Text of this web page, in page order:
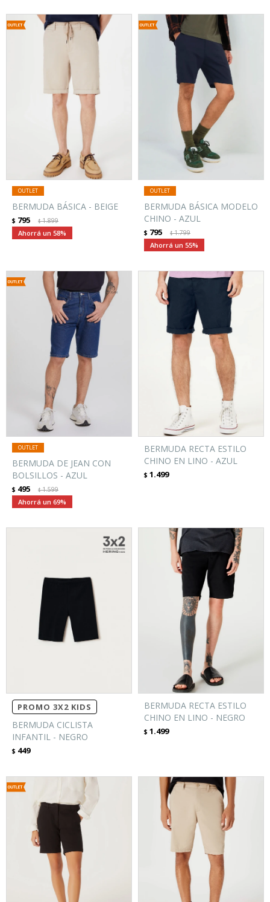
BERMUDA BÁSICA - BEIGE
$ 795 $1.899
58
BERMUDA BÁSICA MODELO
CHINO - AZUL
$ 795 $1.799
55
BERMUDA DE JEAN CON
BOLSILLOS - AZUL
$ 495 $1.599
69
BERMUDA RECTA ESTILO
CHINO EN LINO - AZUL
$ 1.499
PROMO 3X2 KIDS
BERMUDA CICLISTA
INFANTIL - NEGRO
$ 449
BERMUDA RECTA ESTILO
CHINO EN LINO - NEGRO
$ 1.499